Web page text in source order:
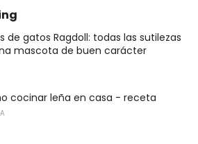
de gatos Ragdoll: todas las sutilezas
mascota de buen carácter
cocinar leña en casa - receta